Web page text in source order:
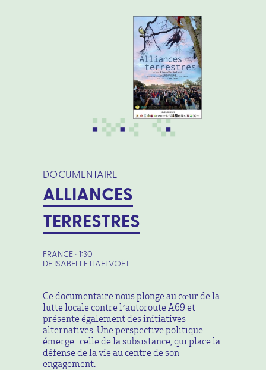
DOCUMENTAIRE
ALLIANCES
TERRESTRES
FRANCE • 1:30
DE ISABELLE HAELVOËT
Ce documentaire nous plonge au cœur de la
lutte locale contre l’autoroute A69 et
présente également des initiatives
alternatives. Une perspective politique
émerge : celle de la subsistance, qui place la
défense de la vie au centre de son
engagement.